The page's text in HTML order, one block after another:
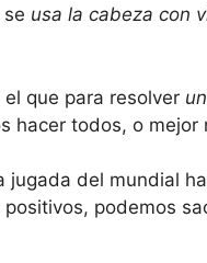
usa la cabeza con
que para resolver
hacer todos, o mejor
jugada del mundial
podemos